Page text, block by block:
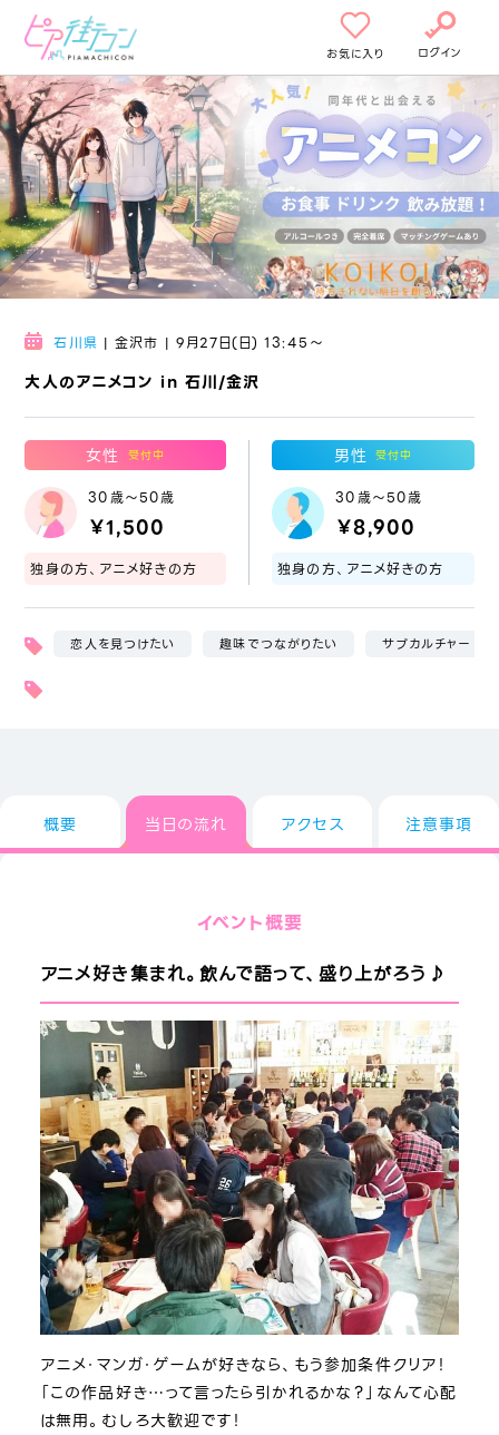
お気に入り ログイン
大人のアニメコン in 石川/金沢
石川県 | 金沢市 | 9月27日(日) 13:45〜
女性 受付中
30歳～50歳
￥1,500
独身の方、アニメ好きの方
男性 受付中
30歳～50歳
￥8,900
独身の方、アニメ好きの方
恋人を見つけたい 趣味でつながりたい サブカルチャー
概要 当日の流れ アクセス 注意事項
イベント概要
アニメ好き集まれ。飲んで語って、盛り上がろう♪
アニメ・マンガ・ゲームが好きなら、もう参加条件クリア！
「この作品好き…って言ったら引かれるかな？」なんて心配
は無用。むしろ大歓迎です！